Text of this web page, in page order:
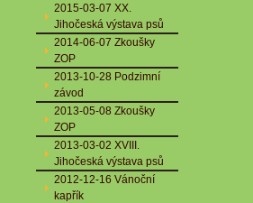
2015-03-07 XX.
Jihočeská výstava psů
2014-06-07 Zkoušky
ZOP
2013-10-28 Podzimní
závod
2013-05-08 Zkoušky
ZOP
2013-03-02 XVIII.
Jihočeská výstava psů
2012-12-16 Vánoční
kapřík